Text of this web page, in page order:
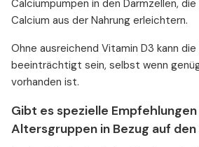
Calciumpumpen in den Darmzellen,
Calcium aus der Nahrung erleichtern.
Ohne ausreichend Vitamin D3 kann
beeinträchtigt sein, selbst wenn
vorhanden ist.
Gibt es spezielle
Altersgruppen in Bezug auf